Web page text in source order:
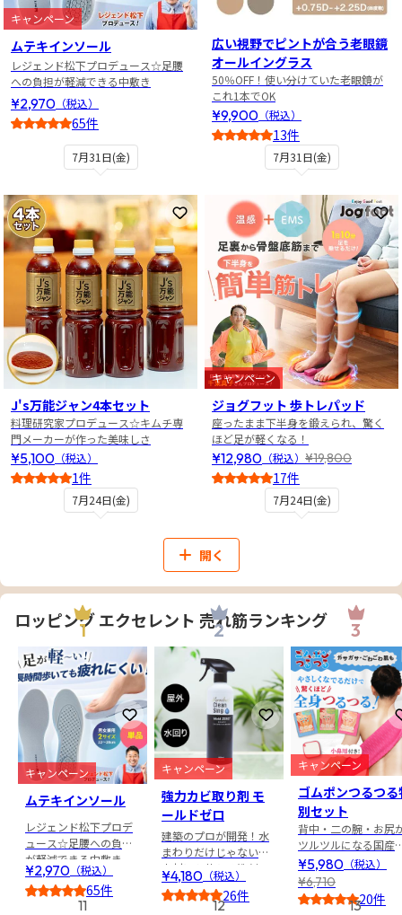
7月31日(金)
キャンペーン
ムテキインソール
レジェンド松下プロデュース☆足腰
への負担が軽減できる中敷き
¥2,970 （税込）
65件
7月31日(金)
広い視野でピントが合う老眼鏡
オールイングラス
50％OFF！使い分けていた老眼鏡が
これ1本でOK
¥9,900 （税込）
13件
7月24日(金)
お気に入りに登録
J's万能ジャン4本セット
料理研究家プロデュース☆キムチ専
門メーカーが作った美味しさ
¥5,100 （税込）
1件
7月24日(金)
お
キャンペーン
ジョグフット 歩トレパッド
座ったまま下半身を鍛えられ、驚く
ほど足が軽くなる！
¥12,980 （税込） ¥19,800
17件
開く
ロッピング エクセレント 売れ筋ランキング
お気に入りに登録
キャンペーン
1
ムテキインソール
レジェンド松下プロデ
ュース☆足腰への負担
が軽減できる中敷き
¥2,970 （税込）
65件
お気に入りに登録
キャンペーン
2
強力カビ取り剤 モ
ールドゼロ
建築のプロが開発！水
まわりだけじゃない！
木材にも使える洗剤
¥4,180 （税込）
26件
キャンペーン
3
ゴムポンつるつる
別セット
背中・二の腕・お尻
ツルツルになる国産
オル
¥5,980 （税込）
¥6,710
20件
11 12 13